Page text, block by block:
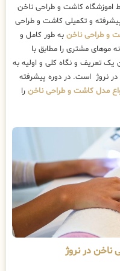
اموزشگاه کاشت و طراحی ناخن
و تکمیلی کاشت و طراحی
و طراحی ناخن به طور کامل و
مشتری را مطابق با
یک تعریف و نگاه کلی و اولیه به
نروژ است. در دوره پیشرفته
مدل کاشت و طراحی ناخن را
ناخن در نروژ